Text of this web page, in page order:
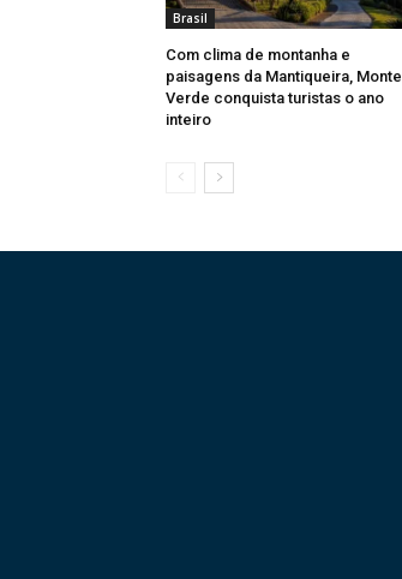
Brasil
Com clima de montanha e
paisagens da Mantiqueira, Monte
Verde conquista turistas o ano
inteiro